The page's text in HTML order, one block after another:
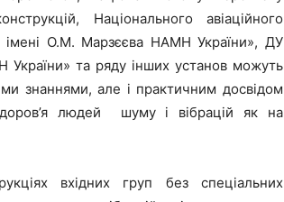
Національного авіаційного
імені О.М. Марзєєва НАМН України», ДУ
України» та ряду інших установ можуть
знаннями, але і практичним досвідом
людей шуму і вібрацій як на
вхідних груп без спеціальних